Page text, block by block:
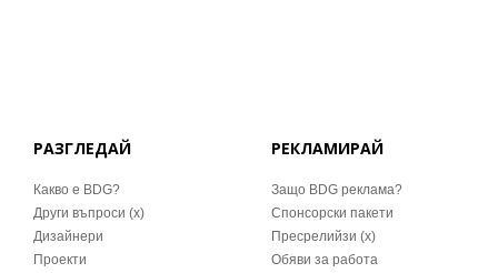
РАЗГЛЕДАЙ
Какво е BDG?
Други въпроси (x)
Дизайнери
Проекти
РЕКЛАМИРАЙ
Защо BDG реклама?
Спонсорски пакети
Пресрелийзи (x)
Обяви за работа